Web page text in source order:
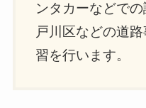
ンタカーなどで
戸川区などの道
習を行います。